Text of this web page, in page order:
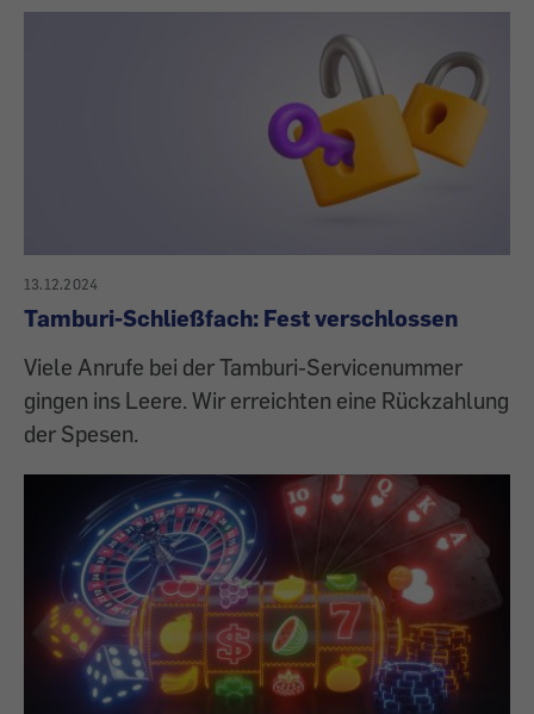
13.12.2024
Tamburi-Schließfach: Fest verschlossen
Viele Anrufe bei der Tamburi-Servicenummer
gingen ins Leere. Wir erreichten eine Rückzahlung
der Spesen.